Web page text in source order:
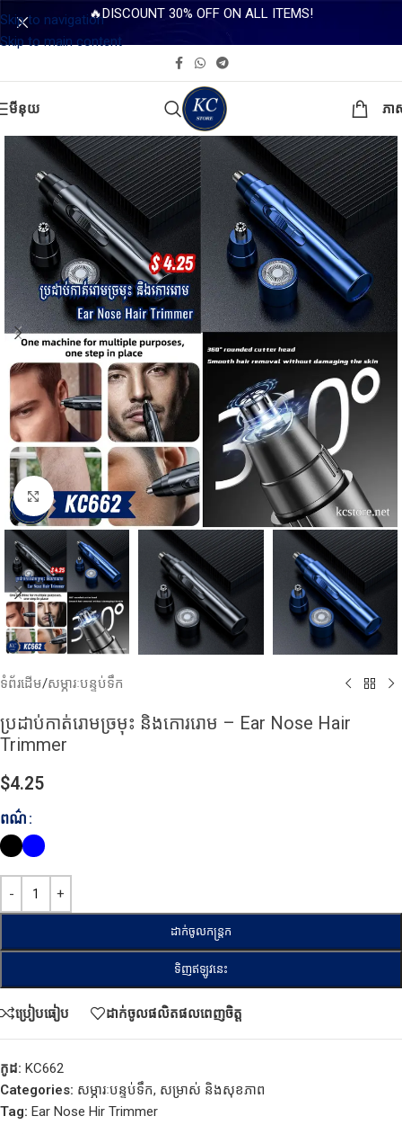
Skip to navigation
Skip to main content
🔥DISCOUNT 30% OFF ON ALL ITEMS!
មីនុយ ភា
Click to enlarge
ទំព័រដើម/សម្ភារៈបន្ទប់ទឹក
ប្រដាប់កាត់រោមច្រមុះ និងកោររោម – Ear Nose Hair
Trimmer
$4.25
ពណ៌
ដាក់ចូលកន្ត្រក
ទិញឥឡូវនេះ
ប្រៀបធៀប ដាក់ចូលផលិតផលពេញចិត្ត
កូដ: KC662
Categories: សម្ភារៈបន្ទប់ទឹក, សម្រាស់ និងសុខភាព
Tag: Ear Nose Hir Trimmer